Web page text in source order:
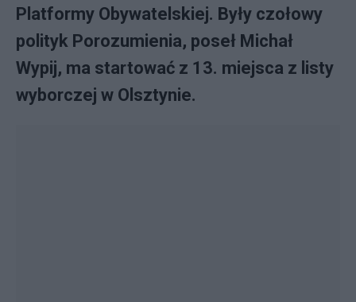
Platformy Obywatelskiej. Były czołowy
polityk Porozumienia, poseł Michał
Wypij, ma startować z 13. miejsca z listy
wyborczej w Olsztynie.